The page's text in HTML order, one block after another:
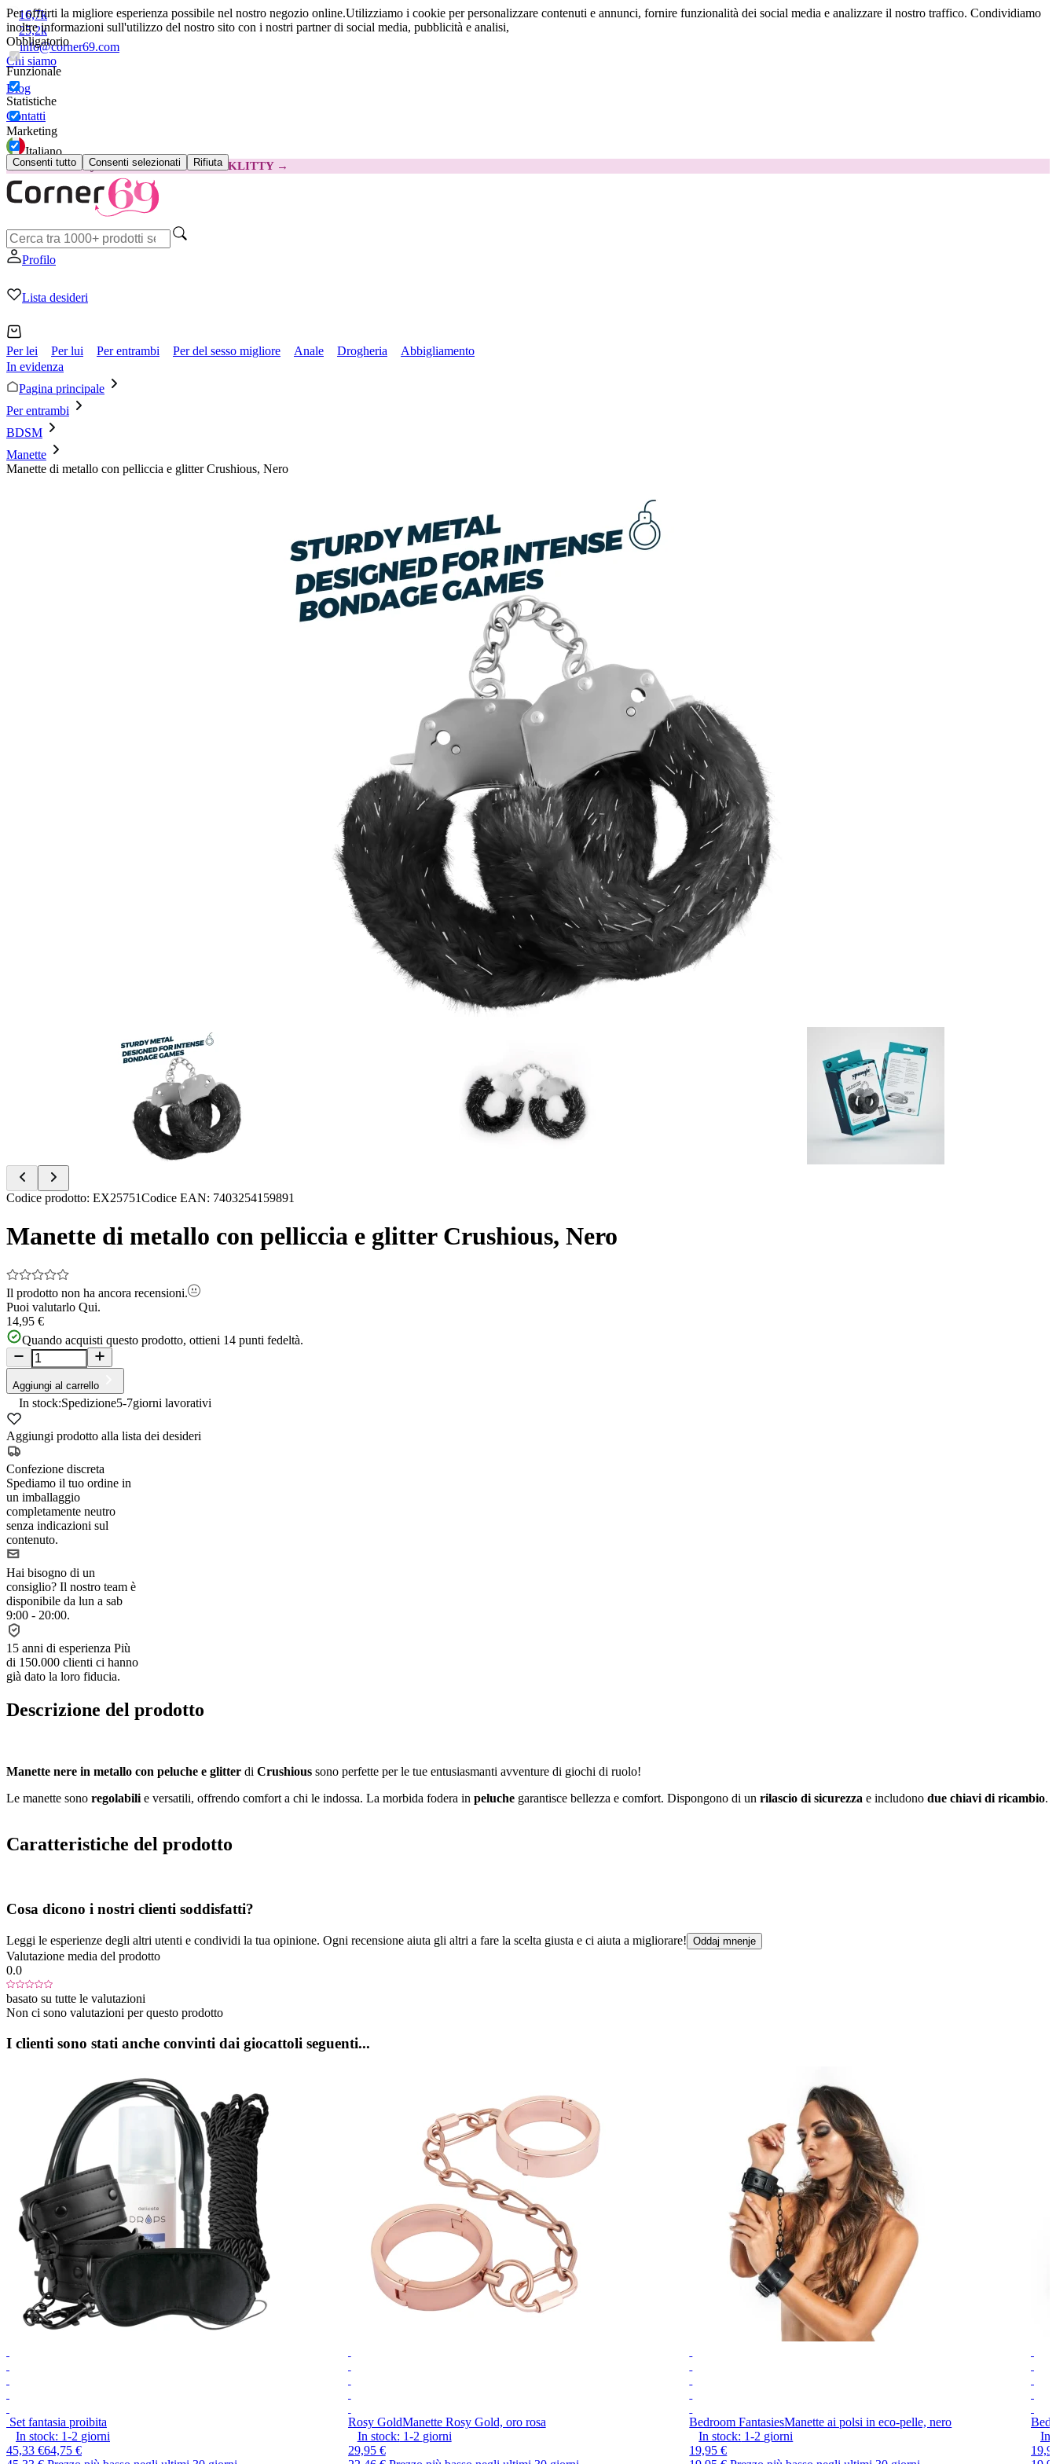
Per offrirti la migliore esperienza possibile nel nostro negozio online.Utilizziamo i cookie per personalizzare contenuti e annunci, fornire funzionalità dei social media e analizzare il nostro traffico. Condividiamo
inoltre informazioni sull'utilizzo del nostro sito con i nostri partner di social media, pubblicità e analisi,
Obbligatorio
Funzionale
Statistiche
Marketing
Consenti tutto Consenti selezionati Rifiuta
16,7k
25,2k
info@corner69.com
Chi siamo
Blog
Contatti
Italiano
😽Svakom Klitty: 15 € IN MENO Codice: KLITTY →
Profilo
Lista desideri
Per lei Per lui Per entrambi Per del sesso migliore Anale Drogheria
Abbigliamento
In evidenza
Pagina principale
Per entrambi
BDSM
Manette
Manette di metallo con pelliccia e glitter Crushious, Nero
Item
of
Codice prodotto: EX25751Codice EAN: 7403254159891
Manette di metallo con pelliccia e glitter Crushious, Nero
Il prodotto non ha ancora recensioni.
Puoi valutarlo Qui.
14,95 €
Quando acquisti questo prodotto, ottieni 14 punti fedeltà.
Aggiungi al carrello
In stock:Spedizione5-7giorni lavorativi
Aggiungi prodotto alla lista dei desideri
Confezione discreta
Spediamo il tuo ordine in
un imballaggio
completamente neutro
senza indicazioni sul
contenuto.
Hai bisogno di un
consiglio? Il nostro team è
disponibile da lun a sab
9:00 - 20:00.
15 anni di esperienza Più
di 150.000 clienti ci hanno
già dato la loro fiducia.
Descrizione del prodotto
Manette nere in metallo con peluche e glitter di Crushious sono perfette per le tue entusiasmanti avventure di giochi di ruolo!
Le manette sono regolabili e versatili, offrendo comfort a chi le indossa. La morbida fodera in peluche garantisce bellezza e comfort. Dispongono di un rilascio di sicurezza e includono due chiavi di ricambio.
Caratteristiche del prodotto
Cosa dicono i nostri clienti soddisfatti?
Leggi le esperienze degli altri utenti e condividi la tua opinione. Ogni recensione aiuta gli altri a fare la scelta giusta e ci aiuta a migliorare! Oddaj mnenje
Valutazione media del prodotto
0.0
basato su tutte le valutazioni
Non ci sono valutazioni per questo prodotto
I clienti sono stati anche convinti dai giocattoli seguenti...
Set fantasia proibita
In stock: 1-2 giorni
45,33 €64,75 €
Rosy GoldManette Rosy Gold, oro rosa
In stock: 1-2 giorni
29,95 €
Bedroom FantasiesManette ai polsi in eco-pelle, nero
In stock: 1-2 giorni
19,95 €
In